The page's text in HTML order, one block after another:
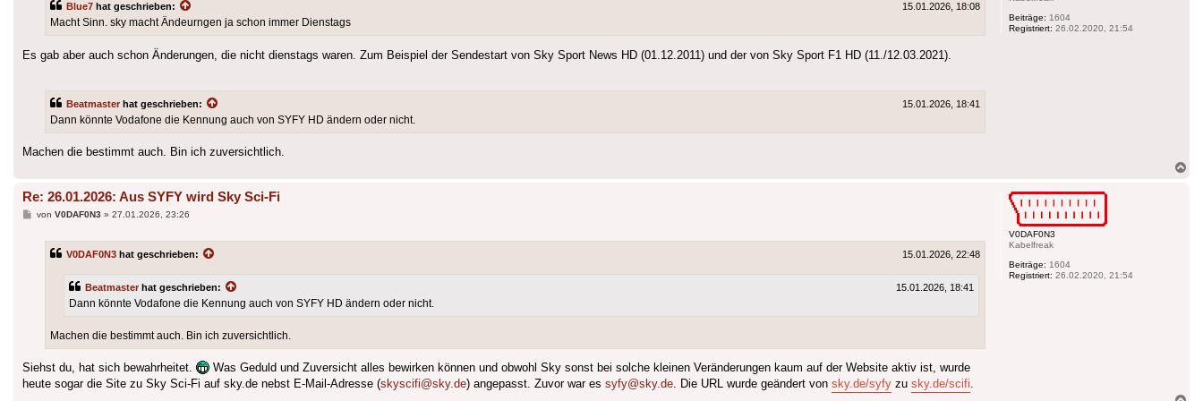
Beiträge: 1604
Registriert: 26.02.2020, 21:54
Blue7 hat geschrieben: 15.01.2026, 18:08
Macht Sinn. sky macht Ändeurngen ja schon immer Dienstags
Es gab aber auch schon Änderungen, die nicht dienstags waren. Zum Beispiel der Sendestart von Sky Sport News HD (01.12.2011) und der von Sky Sport F1 HD (11./12.03.2021).
Beatmaster hat geschrieben: 15.01.2026, 18:41
Dann könnte Vodafone die Kennung auch von SYFY HD ändern oder nicht.
Machen die bestimmt auch. Bin ich zuversichtlich.
V0DAF0N3
Kabelfreak
Beiträge: 1604
Registriert: 26.02.2020, 21:54
Re: 26.01.2026: Aus SYFY wird Sky Sci-Fi
Beitrag
von V0DAF0N3» 27.01.2026, 23:26
V0DAF0N3 hat geschrieben: 15.01.2026, 22:48
Beatmaster hat geschrieben: 15.01.2026, 18:41
Dann könnte Vodafone die Kennung auch von SYFY HD ändern oder nicht.
Machen die bestimmt auch. Bin ich zuversichtlich.
Siehst du, hat sich bewahrheitet.
Was Geduld und Zuversicht alles bewirken können und obwohl Sky sonst bei solche kleinen Veränderungen kaum auf der Website aktiv ist, wurde
heute sogar die Site zu Sky Sci-Fi auf sky.de nebst E-Mail-Adresse (skyscifi@sky.de) angepasst. Zuvor war es syfy@sky.de. Die URL wurde geändert von sky.de/syfy zu sky.de/scifi.